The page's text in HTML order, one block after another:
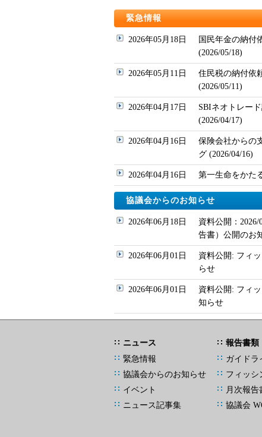
緊急情報
2026年05月18日
国民年金の納付
(2026/05/18)
2026年05月11日
住民税の納付依
(2026/05/11)
2026年04月17日
SBIネオトレー
(2026/04/17)
2026年04月16日
保険会社からの
グ (2026/04/16)
2026年04月16日 第一生命をかた
協議会からのお知らせ
2026年06月18日
資料公開：
告書）公開のお
2026年06月01日
資料公開: フィ
らせ
2026年06月01日
資料公開: フィ
知らせ
ニュース
緊急情報
協議会からのお知らせ
イベント
ニュース記事集
報告書類
ガイドラ
フィッシ
月次報告
協議会